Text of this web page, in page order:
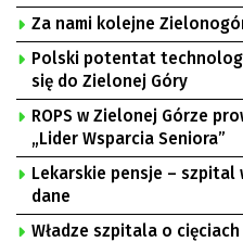
Za nami kolejne
Polski potentat
się do Zielonej Góry
ROPS w Zielonej Górze
„Lider Wsparcia Seniora”
Lekarskie pensje – szpital
dane
Władze szpitala o